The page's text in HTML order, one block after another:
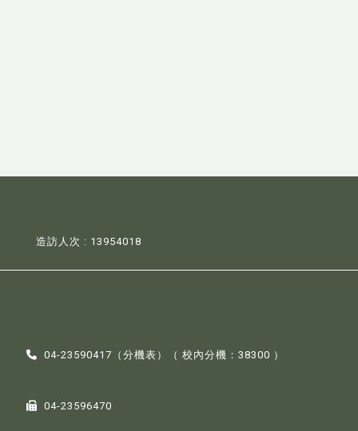
造訪人次 : 13954018
04-23590417（分機表 ）（ 校內分機：38300 ）
04-23596470